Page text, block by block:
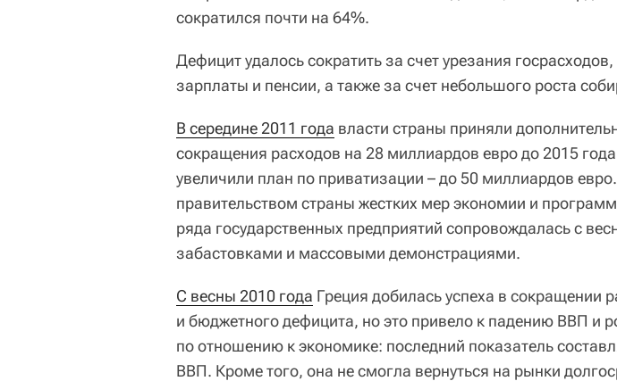
сократился почти на 64%.
Дефицит удалось сократить за счет урезания
зарплаты и пенсии, а также за счет небольшого роста
В середине 2011 года власти страны приняли
сокращения расходов на 28 миллиардов евро до 2015
увеличили план по приватизации – до 50 миллиардов
правительством страны жестких мер экономии и
ряда государственных предприятий сопровождалась с
забастовками и массовыми демонстрациями.
С весны 2010 года Греция добилась успеха в сокращении
и бюджетного дефицита, но это привело к падению ВВП и
по отношению к экономике: последний показатель
ВВП. Кроме того, она не смогла вернуться на рынки